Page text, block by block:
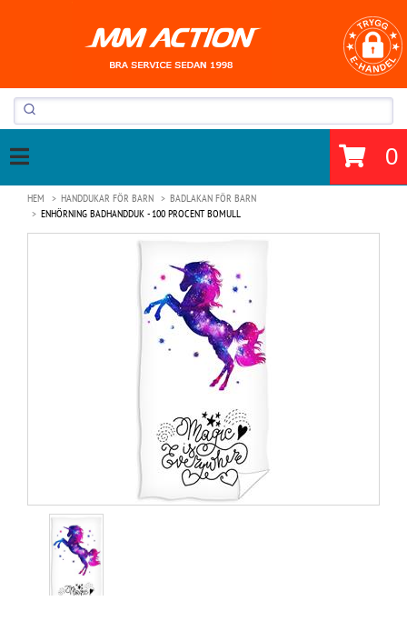
0
HEM HANDDUKAR FÖR BARN
BADLAKAN FÖR BARN
ENHÖRNING BADHANDDUK - 100 PROCENT BOMULL